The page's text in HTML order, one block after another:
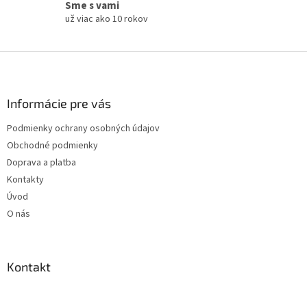
Sme s vami
už viac ako 10 rokov
Informácie pre vás
Podmienky ochrany osobných údajov
Obchodné podmienky
Doprava a platba
Kontakty
Úvod
O nás
Kontakt